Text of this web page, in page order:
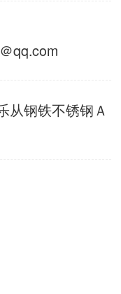
qq.com
从钢铁不锈钢Ａ